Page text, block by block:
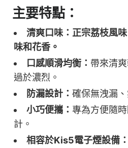
主要特點：
清爽口味：正宗荔枝風
味和花香。
口感順滑均衡： 帶來清
過於濃烈。
防漏設計： 確保無洩漏
小巧便攜： 專為方便隨
計。
相容於Kis5電子煙設備：